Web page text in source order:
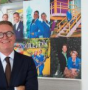
sectiebestuurder
bij
KLC